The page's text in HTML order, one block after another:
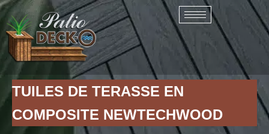
Skip
to
content
TUILES DE TERASSE EN
COMPOSITE NEWTECHWOOD